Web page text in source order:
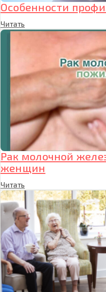
Особенности
Читать
Рак молочной
женщин
Читать